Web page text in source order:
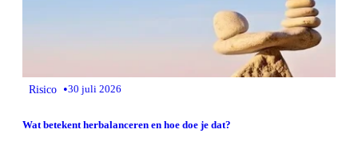
Risico •30 juli 2026
Wat betekent herbalanceren en hoe doe je dat?